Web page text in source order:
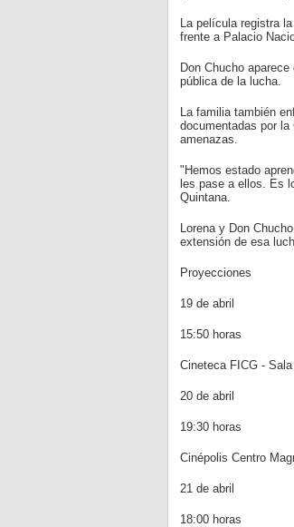
La película registra
frente a Palacio
Don Chucho
pública de la lucha.
La familia también
documentadas por
amenazas.
"Hemos estado
les pase a ellos. Es
Quintana.
Lorena y Don
extensión de esa
Proyecciones
19 de abril
15:50 horas
Cineteca FICG -
20 de abril
19:30 horas
Cinépolis Centro
21 de abril
18:00 horas